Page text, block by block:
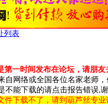
列表
第一时间发布在论坛，请朋
网络或全国各位名家老师
不能下载的请点击报告错误,
件下载不了，请到葫芦丝专业